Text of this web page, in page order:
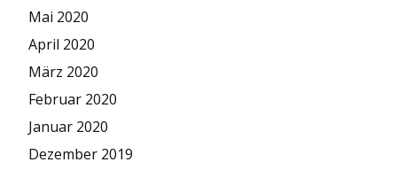
Mai 2020
April 2020
März 2020
Februar 2020
Januar 2020
Dezember 2019